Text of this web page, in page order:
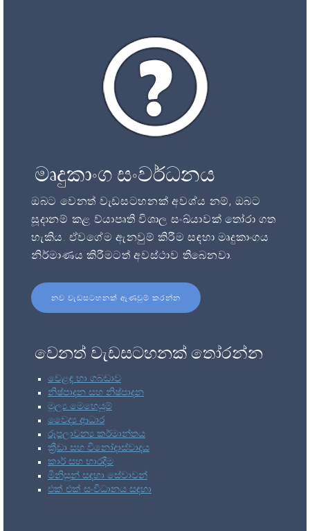
මෘදුකාංග සංවර්ධනය
ඔබට වෙනත් වැඩසටහනක් අවශ්ය නම්, ඔබට
සූදානම් කළ ව්යාපෘති විශාල සංඛ්යාවක් තෝරා ගත
හැකිය. ඒවගේම ඇනවුම් කිරීම සඳහා මෘදුකාංගය
නිර්මාණය කිරීමටත් අවස්ථාව තිබෙනවා.
නව වැඩසටහනක් ඇණවුම් කරන්න
වෙනත් වැඩසටහනක් තෝරන්න
වෙළඳ හා ගබඩාව
නිෂ්පාදන සහ නිෂ්පාදන
මූල්‍ය මෙහෙයුම්
වෛද්‍ය ආධාර
රූපලාවන්‍ය කර්මාන්තය
ක්‍රීඩා සහ විනෝදාස්වාදය
කාර් සහ භාරදීම
මිනිසුන් සඳහා සේවාවන්
එක් එක් සංවිධානය සඳහා